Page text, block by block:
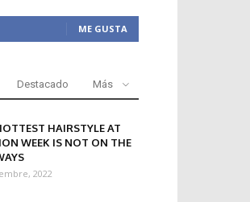
ME GUSTA
Destacado Más
HAIRSTYLE AT
WEEK IS NOT ON THE
2022